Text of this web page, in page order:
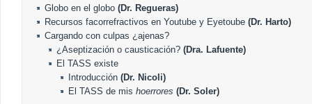
Globo en el globo (Dr. Regueras)
Recursos facorrefractivos en Youtube y Eyetoube (Dr. Harto)
Cargando con culpas ¿ajenas?
¿Aseptización o causticación? (Dra. Lafuente)
El TASS existe
Introducción (Dr. Nicoli)
El TASS de mis hoerrores (Dr. Soler)